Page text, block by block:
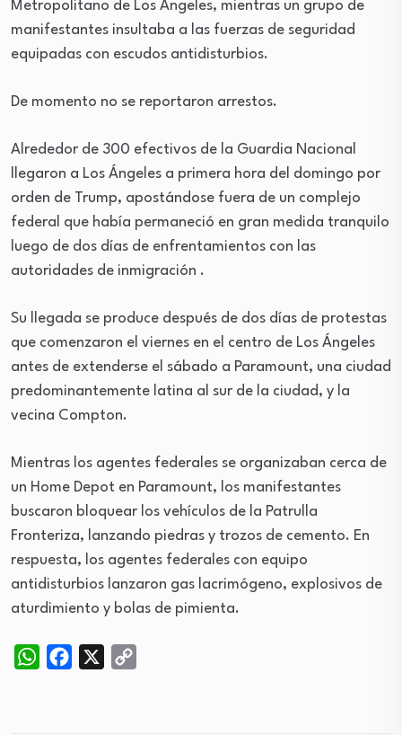
Metropolitano de Los Ángeles, mientras un grupo de
manifestantes insultaba a las fuerzas de seguridad
equipadas con escudos antidisturbios.
De momento no se reportaron arrestos.
Alrededor de 300 efectivos de la Guardia Nacional
llegaron a Los Ángeles a primera hora del domingo por
orden de Trump, apostándose fuera de un complejo
federal que había permaneció en gran medida tranquilo
luego de dos días de enfrentamientos con las
autoridades de inmigración .
Su llegada se produce después de dos días de protestas
que comenzaron el viernes en el centro de Los Ángeles
antes de extenderse el sábado a Paramount, una ciudad
predominantemente latina al sur de la ciudad, y la
vecina Compton.
Mientras los agentes federales se organizaban cerca de
un Home Depot en Paramount, los manifestantes
buscaron bloquear los vehículos de la Patrulla
Fronteriza, lanzando piedras y trozos de cemento. En
respuesta, los agentes federales con equipo
antidisturbios lanzaron gas lacrimógeno, explosivos de
aturdimiento y bolas de pimienta.
WhatsAppFacebook